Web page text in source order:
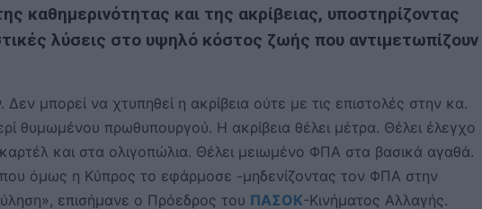
καθημερινότητας και της ακρίβειας, υποστηρίζοντας
λύσεις στο υψηλό κόστος ζωής που αντιμετωπίζουν
μπορεί να χτυπηθεί η ακρίβεια ούτε με τις επιστολές στην κα.
θυμωμένου πρωθυπουργού. Η ακρίβεια θέλει μέτρα. Θέλει έλεγχο
και στα ολιγοπώλια. Θέλει μειωμένο ΦΠΑ στα βασικά αγαθά.
όμως η Κύπρος το εφάρμοσε -μηδενίζοντας τον ΦΠΑ στην
επισήμανε ο Πρόεδρος του ΠΑΣΟΚ-Κινήματος Αλλαγής.